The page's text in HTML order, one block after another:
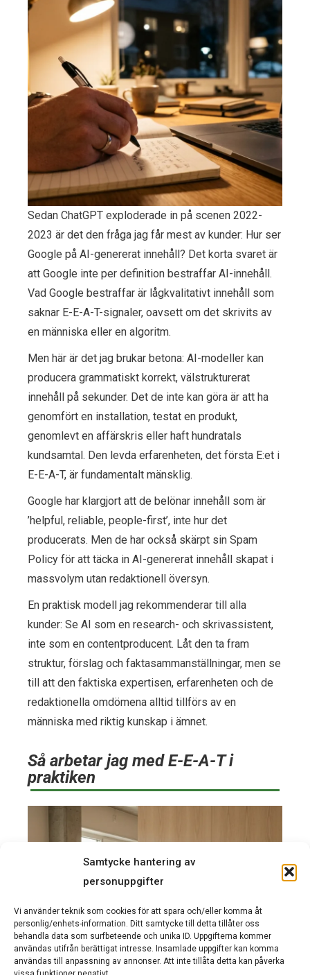
Samtycke hantering av
personuppgifter
Vi använder teknik som cookies för att spara och/eller komma åt
personlig/enhets-information. Ditt samtycke till detta tillåter oss
behandla data som surfbeteende och unika ID. Uppgifterna kommer
användas utifrån berättigat intresse. Insamlade uppgifter kan komma
användas till anpassning av annonser. Att inte tillåta detta kan påverka
Sedan ChatGPT exploderade in på scenen 2022-
2023 är det den fråga jag får mest av kunder: Hur ser
Google på AI-genererat innehåll? Det korta svaret är
att Google inte per definition bestraffar AI-innehåll.
Vad Google bestraffar är lågkvalitativt innehåll som
saknar E-E-A-T-signaler, oavsett om det skrivits av
en människa eller en algoritm.
Men här är det jag brukar betona: AI-modeller kan
producera grammatiskt korrekt, välstrukturerat
innehåll på sekunder. Det de inte kan göra är att ha
genomfört en installation, testat en produkt,
genomlevt en affärskris eller haft hundratals
kundsamtal. Den levda erfarenheten, det första E:et i
E-E-A-T, är fundamentalt mänsklig.
Google har klargjort att de belönar innehåll som är
’helpful, reliable, people-first’, inte hur det
producerats. Men de har också skärpt sin Spam
Policy för att täcka in AI-genererat innehåll skapat i
massvolym utan redaktionell översyn.
En praktisk modell jag rekommenderar till alla
kunder: Se AI som en research- och skrivassistent,
inte som en contentproducent. Låt den ta fram
struktur, förslag och faktasammanställningar, men se
till att den faktiska expertisen, erfarenheten och de
redaktionella omdömena alltid tillförs av en
människa med riktig kunskap i ämnet.
Så arbetar jag med E-E-A-T i
praktiken